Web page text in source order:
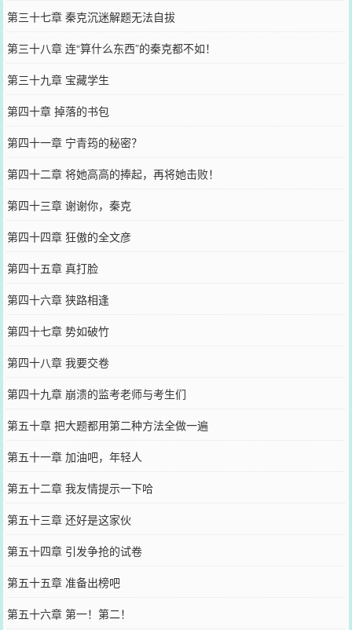
第三十七章 秦克沉迷解题无法自拔
第三十八章 连“算什么东西”的秦克都不如！
第三十九章 宝藏学生
第四十章 掉落的书包
第四十一章 宁青筠的秘密？
第四十二章 将她高高的捧起，再将她击败！
第四十三章 谢谢你，秦克
第四十四章 狂傲的全文彦
第四十五章 真打脸
第四十六章 狭路相逢
第四十七章 势如破竹
第四十八章 我要交卷
第四十九章 崩溃的监考老师与考生们
第五十章 把大题都用第二种方法全做一遍
第五十一章 加油吧，年轻人
第五十二章 我友情提示一下哈
第五十三章 还好是这家伙
第五十四章 引发争抢的试卷
第五十五章 准备出榜吧
第五十六章 第一！第二！